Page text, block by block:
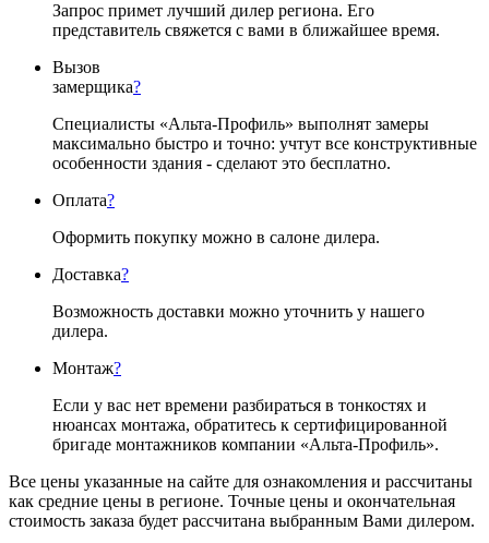
Запрос примет лучший дилер региона. Его
представитель свяжется с вами в ближайшее время.
Вызов
замерщика?
Специалисты «Альта-Профиль» выполнят замеры
максимально быстро и точно: учтут все конструктивные
особенности здания - сделают это бесплатно.
Оплата?
Оформить покупку можно в салоне дилера.
Доставка?
Возможность доставки можно уточнить у нашего
дилера.
Монтаж?
Если у вас нет времени разбираться в тонкостях и
нюансах монтажа, обратитесь к сертифицированной
бригаде монтажников компании «Альта-Профиль».
Все цены указанные на сайте для ознакомления и рассчитаны
как средние цены в регионе. Точные цены и окончательная
стоимость заказа будет рассчитана выбранным Вами дилером.